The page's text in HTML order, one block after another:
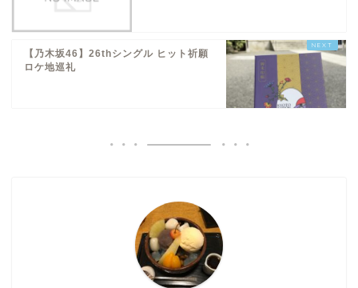
【乃木坂46】26thシングル ヒット祈願
ロケ地巡礼